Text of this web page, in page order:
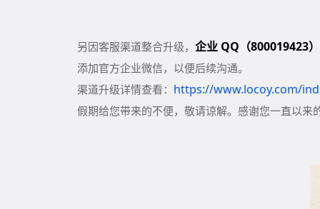
另因客服渠道整合升级， 企业 QQ（800019423
添加官方企业微信，以便后续沟通。
渠道升级详情查看： https://www.locoy.com/
假期给您带来的不便，敬请谅解。感谢您一直以来